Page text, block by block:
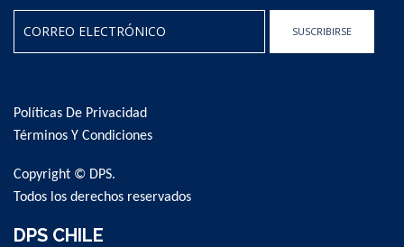
Our
Newsletter:
SUSCRIBIRSE
Políticas De Privacidad
Términos Y Condiciones
Copyright © DPS.
Todos los derechos reservados
DPS CHILE